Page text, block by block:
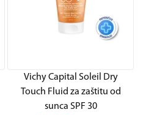
Vichy Capital Soleil Dry
Touch Fluid za zaštitu od
sunca SPF 30